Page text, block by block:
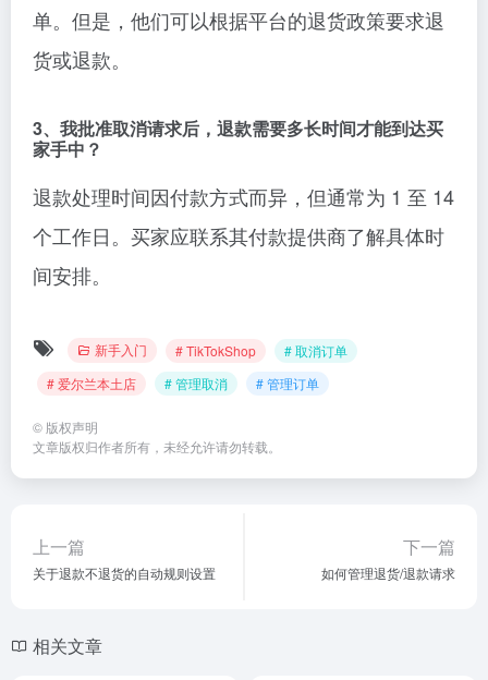
单。但是，他们可以根据平台的退货政策要求退
货或退款。
3、我批准取消请求后，退款需要多长时间才能到达买
家手中？
退款处理时间因付款方式而异，但通常为 1 至 14
个工作日。买家应联系其付款提供商了解具体时
间安排。
新手入门 # TikTokShop
# 取消订单
# 爱尔兰本土店
# 管理取消 # 管理订单
© 版权声明
文章版权归作者所有，未经允许请勿转载。
上一篇
关于退款不退货的自动规则设置
下一篇
如何管理退货/退款请求
相关文章